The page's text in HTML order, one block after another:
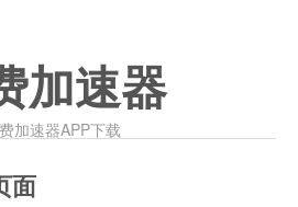
加速器
加速器APP下载
面